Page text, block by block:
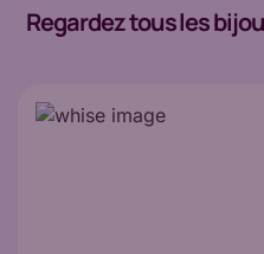
Regardez tous les